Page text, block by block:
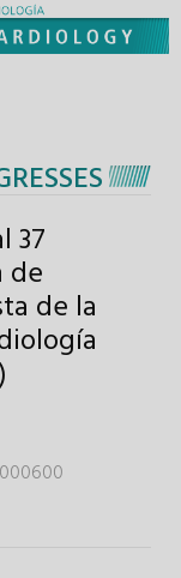
37
de
de la